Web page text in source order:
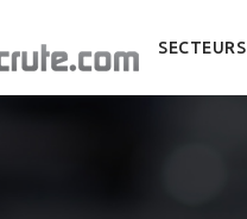
SECTEURS